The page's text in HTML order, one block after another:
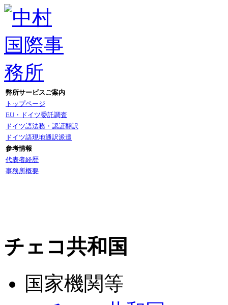
弊所サービスご案内
トップページ
EU・ドイツ委託調査
ドイツ語法務・認証翻訳
ドイツ語現地通訳派遣
参考情報
代表者経歴
事務所概要
チェコ共和国
国家機関等